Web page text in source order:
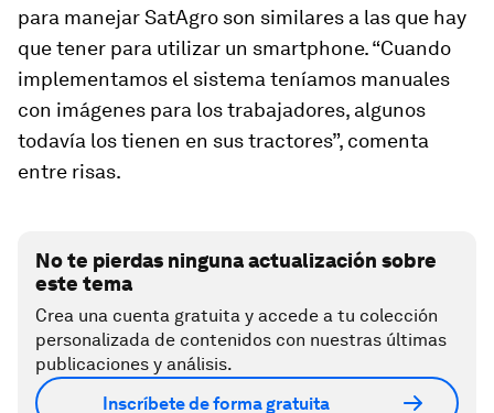
para manejar SatAgro son similares a las que hay
que tener para utilizar un smartphone. “Cuando
implementamos el sistema teníamos manuales
con imágenes para los trabajadores, algunos
todavía los tienen en sus tractores”, comenta
entre risas.
No te pierdas ninguna actualización sobre
este tema
Crea una cuenta gratuita y accede a tu colección
personalizada de contenidos con nuestras últimas
publicaciones y análisis.
Inscríbete de forma gratuita